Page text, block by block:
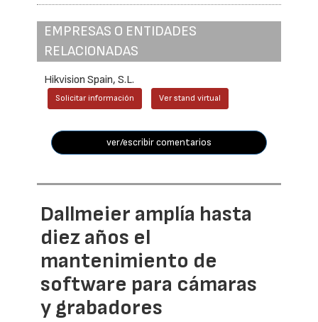
EMPRESAS O ENTIDADES
RELACIONADAS
Hikvision Spain, S.L.
Solicitar información Ver stand virtual
ver/escribir comentarios
Dallmeier amplía hasta
diez años el
mantenimiento de
software para cámaras
y grabadores